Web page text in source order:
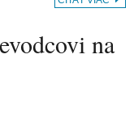
na